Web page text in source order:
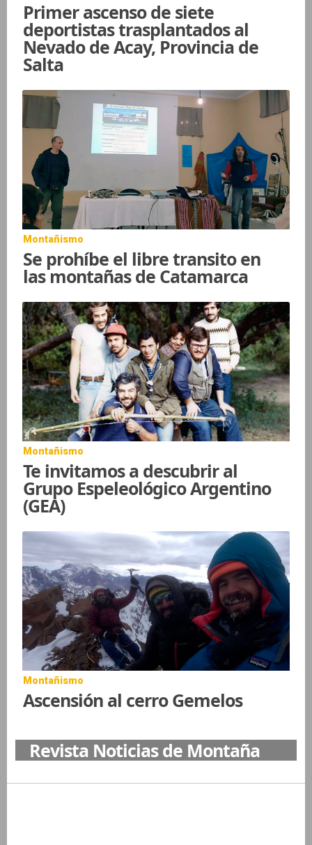
Primer ascenso de siete
deportistas trasplantados al
Nevado de Acay, Provincia de
Salta
Montañismo
Se prohíbe el libre transito en
las montañas de Catamarca
Montañismo
Te invitamos a descubrir al
Grupo Espeleológico Argentino
(GEA)
Montañismo
Ascensión al cerro Gemelos
Revista Noticias de Montaña